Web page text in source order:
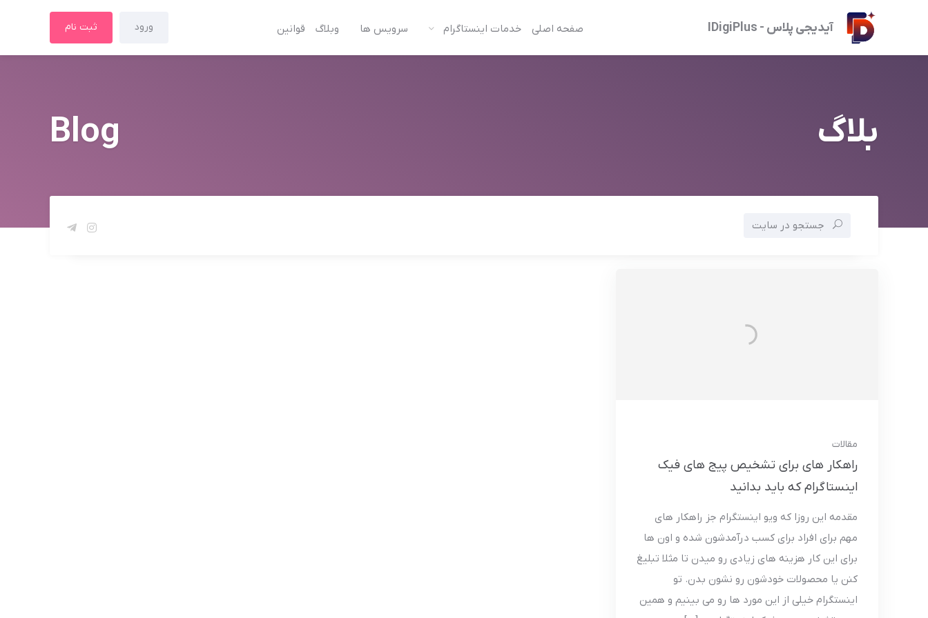
آیدیجی پلاس - IDigiPlus صفحه اصلی خدمات اینستاگرام سرویس ها وبلاگ قوانین ورود ثبت نام
بلاگ Blog
جستجو در سایت
مقالات
راهکار های برای تشخیص پیج های فیک
اینستاگرام که باید بدانید
مقدمه این روزا که ویو اینستگرام جز راهکار های
مهم برای افراد برای کسب درآمدشون شده و اون ها
برای این کار هزینه های زیادی رو میدن تا مثلا تبلیغ
کنن یا محصولات خودشون رو نشون بدن. تو
اینستگرام خیلی از این مورد ها رو می بینیم و همین